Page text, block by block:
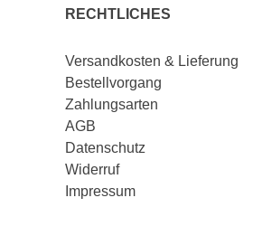
RECHTLICHES
Versandkosten & Lieferung
Bestellvorgang
Zahlungsarten
AGB
Datenschutz
Widerruf
Impressum